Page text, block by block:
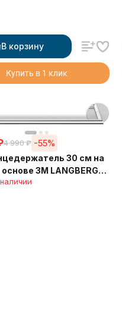
В корзину
Купить в 1 клик
4 990 ₽ -55%
30 см на
3М LANGBERGER